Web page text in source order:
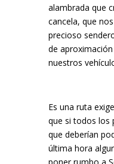
alambrada que
cancela, que
precioso
de
nuestros
Es una ruta
que si todos los
que deberían
última hora